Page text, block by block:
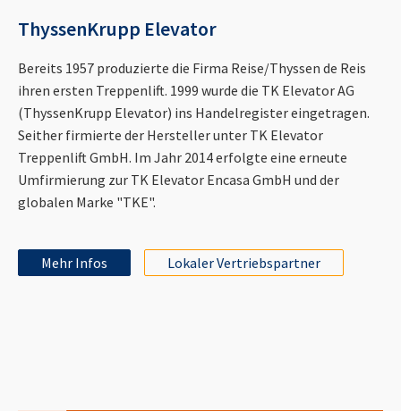
ThyssenKrupp Elevator
Bereits 1957 produzierte die Firma Reise/Thyssen de Reis
ihren ersten Treppenlift. 1999 wurde die TK Elevator AG
(ThyssenKrupp Elevator) ins Handelregister eingetragen.
Seither firmierte der Hersteller unter TK Elevator
Treppenlift GmbH. Im Jahr 2014 erfolgte eine erneute
Umfirmierung zur TK Elevator Encasa GmbH und der
globalen Marke "TKE".
Mehr Infos Lokaler Vertriebspartner